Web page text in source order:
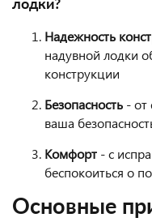
лодки?
Надежность
надувной лодки
конструкции
Безопасность - от
ваша
Комфорт - с
беспокоиться о
Основные